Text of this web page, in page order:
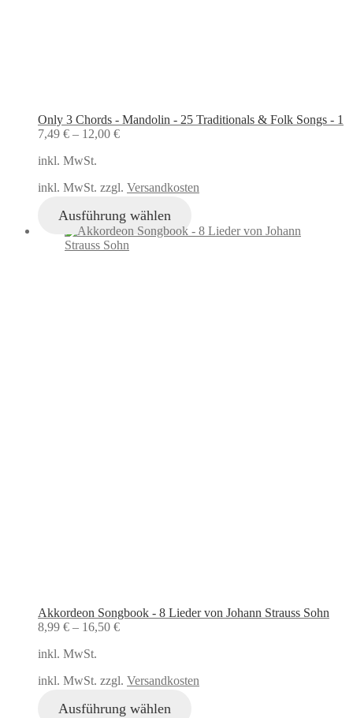
Only 3 Chords - Mandolin - 25 Traditionals & Folk Songs - 1
7,49 € – 12,00 €
inkl. MwSt.
inkl. MwSt. zzgl. Versandkosten
Ausführung wählen
Akkordeon Songbook - 8 Lieder von Johann Strauss Sohn
8,99 € – 16,50 €
inkl. MwSt.
inkl. MwSt. zzgl. Versandkosten
Ausführung wählen